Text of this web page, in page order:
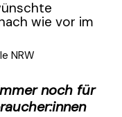
NRW
noch für